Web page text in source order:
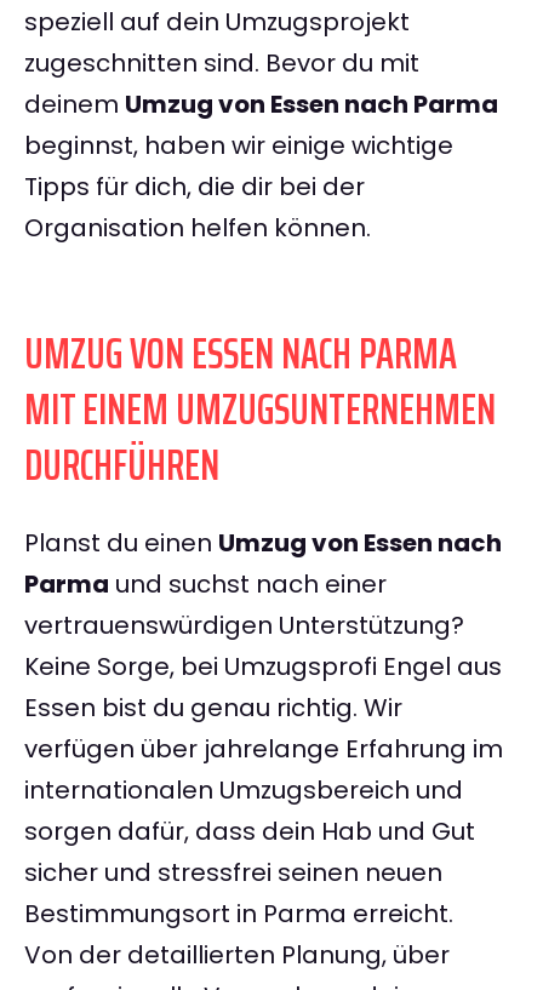
speziell auf dein Umzugsprojekt
zugeschnitten sind. Bevor du mit
deinem Umzug von Essen nach Parma
beginnst, haben wir einige wichtige
Tipps für dich, die dir bei der
Organisation helfen können.
UMZUG VON ESSEN NACH PARMA
MIT EINEM UMZUGSUNTERNEHMEN
DURCHFÜHREN
Planst du einen Umzug von Essen nach
Parma und suchst nach einer
vertrauenswürdigen Unterstützung?
Keine Sorge, bei Umzugsprofi Engel aus
Essen bist du genau richtig. Wir
verfügen über jahrelange Erfahrung im
internationalen Umzugsbereich und
sorgen dafür, dass dein Hab und Gut
sicher und stressfrei seinen neuen
Bestimmungsort in Parma erreicht.
Von der detaillierten Planung, über